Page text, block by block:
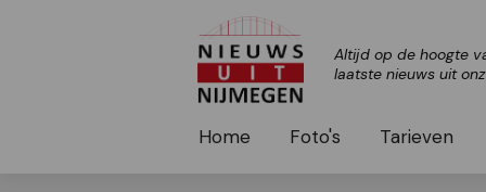
Altijd op de hoogte
laatste nieuws uit
Home Foto's Tarieven